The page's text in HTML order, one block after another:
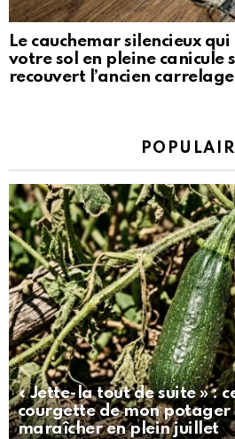
Le cauchemar silencieux
votre sol en pleine canicule
recouvert l’ancien
« Jette-la tout de suite » :
courgette de mon potager
maraîcher en plein juillet